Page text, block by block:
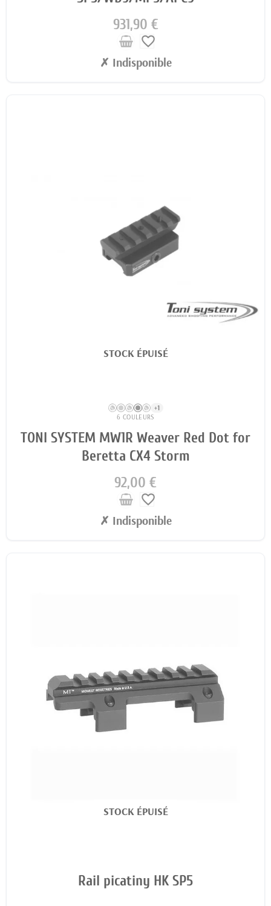
931,90 €
favorite_border
✗ Indisponible
STOCK ÉPUISÉ
+1
6 COULEURS
TONI SYSTEM MW1R Weaver Red Dot for
Beretta CX4 Storm
92,00 €
favorite_border
✗ Indisponible
STOCK ÉPUISÉ
Rail picatiny HK SP5